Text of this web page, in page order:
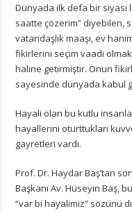
Dünyada ilk defa bir siyasi
saatte çözerim” diyebilen,
vatandaşlık maaşı, ev
fikirlerini seçim vaadi
haline getirmiştir. Onun
sayesinde dünyada kabul
Hayali olan bu kutlu
hayallerini oturttukları
gayretleri vardı.
Prof. Dr. Haydar Baş’tan
Başkanı Av. Hüseyin Baş,
“var bi hayalimiz” sözünü